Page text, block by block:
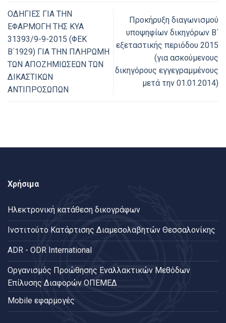
ΟΔΗΓΙΕΣ ΓΙΑ ΤΗΝ
ΕΦΑΡΜΟΓΗ ΤΗΣ ΚΥΑ
31393/9-9-2015 (ΦΕΚ
Β΄1929) ΓΙΑ ΤΗΝ ΠΛΗΡΩΜΗ
ΤΩΝ ΑΠΟΖΗΜΙΩΣΕΩΝ ΤΩΝ
ΔΙΚΑΣΤΙΚΩΝ
ΑΝΤΙΠΡΟΣΩΠΩΝ
Προκήρυξη διαγωνισμού
υποψηφίων δικηγόρων Β΄
εξεταστικής περιόδου 2015
(για ασκούμενους
δικηγόρους εγγεγραμμένους
μετά την 01.01.2014)
Χρήσιμα
Ηλεκτρονική κατάθεση δικογράφων
Ινστιτούτο Κατάρτισης Διαμεσολαβητών Θεσσαλονίκης
ADR - ODR International
Oργανισμός Προώθησης Εναλλακτικών Μεθόδων
Επίλυσης Διαφορών ΟΠΕΜΕΔ
Mobile εφαρμογές